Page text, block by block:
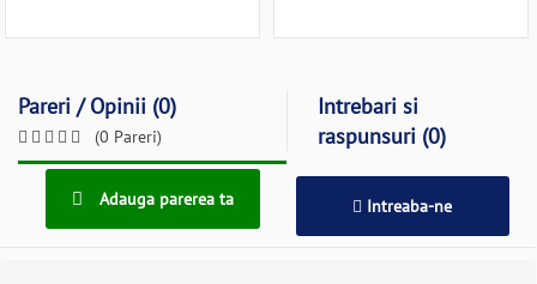
Pareri / Opinii (0)
(0 Pareri)
Intrebari si
raspunsuri (0)
Adauga parerea ta Intreaba-ne